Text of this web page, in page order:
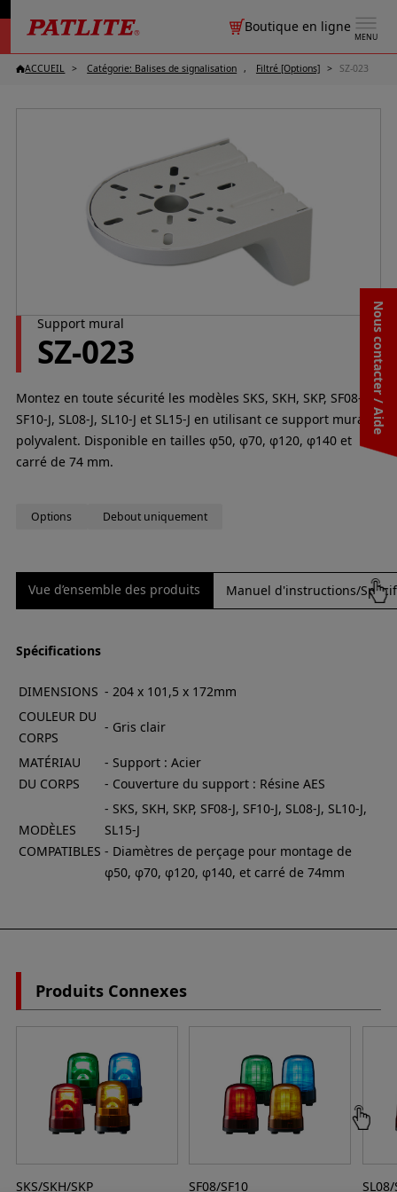
MENU
Boutique en ligne
Nous contacter / Aide
ACCUEIL Catégorie: Balises de signalisation Filtré [Options] SZ-023
Support mural
SZ-023
Montez en toute sécurité les modèles SKS, SKH, SKP, SF08-J,
SF10-J, SL08-J, SL10-J et SL15-J en utilisant ce support mural
polyvalent. Disponible en tailles φ50, φ70, φ120, φ140 et
carré de 74 mm.
Options Debout uniquement
Vue d’ensemble des produits Manuel d'instructions/
Spécifications
DIMENSIONS - 204 x 101,5 x 172mm
COULEUR DU
CORPS
- Gris clair
MATÉRIAU
DU CORPS
- Support : Acier
- Couverture du support : Résine AES
MODÈLES
COMPATIBLES
- SKS, SKH, SKP, SF08-J, SF10-J, SL08-J, SL10-J,
SL15-J
- Diamètres de perçage pour montage de
φ50, φ70, φ120, φ140, et carré de 74mm
Produits Connexes
SKS/SKH/SKP SF08/SF10